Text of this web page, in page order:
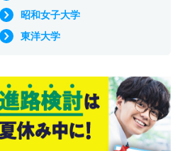
昭和女子大学
東洋大学